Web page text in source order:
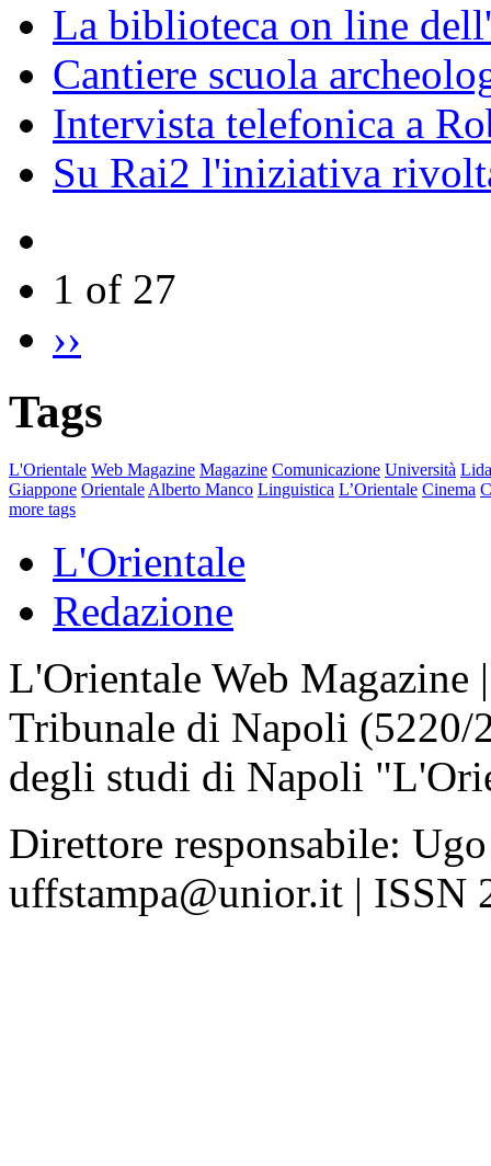
La biblioteca on line
Cantiere scuola
Intervista telefonica a
Su Rai2 l'iniziativa
1 of 27
››
Tags
L'Orientale Web Magazine Magazine Comunicazione Università
Giappone Orientale Alberto Manco Linguistica L’Orientale Cinema
more tags
L'Orientale
Redazione
L'Orientale Web Magazine
Tribunale di Napoli
degli studi di Napoli
Direttore responsabile:
uffstampa@unior.it | ISSN